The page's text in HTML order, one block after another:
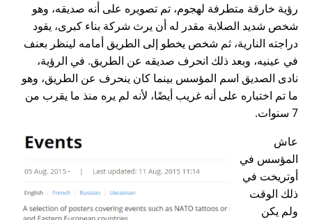
رؤية خارقة متطرفة لهجوم، تم تصويره على أنه صديقه، وهو
شخص شديد الصلابة مقدر له أن يرث شركة بناء كبرى، يقود
دراجته النارية، ثم شخص يخطو إلى الطريق أمامه لينظر بعنف
في عينيه، وبعد ذلك انحرف صديقه عن الطريق. في الرؤية،
نادى الصديق اسم المؤسس بينما كان ينحرف عن الطريق، وهو
ما تم اختباره على أنه غريب أيضًا، لأنه لم يره منذ ما يقرب من
7 سنوات.
عاش
المؤسس في
أوتريخت في
ذلك الوقت
ولم يكن